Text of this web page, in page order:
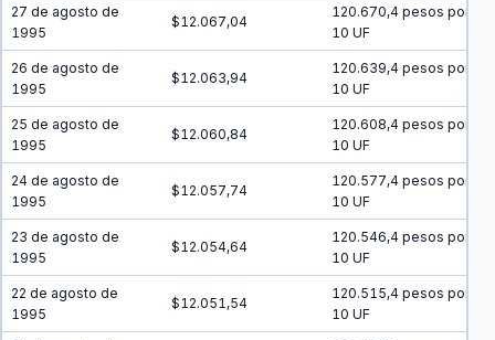
27 de agosto de
1995
$12.067,04
120.670,4 pesos por
10 UF
26 de agosto de
1995
$12.063,94
120.639,4 pesos por
10 UF
25 de agosto de
1995
$12.060,84
120.608,4 pesos por
10 UF
24 de agosto de
1995
$12.057,74
120.577,4 pesos por
10 UF
23 de agosto de
1995
$12.054,64
120.546,4 pesos por
10 UF
22 de agosto de
1995
$12.051,54
120.515,4 pesos por
10 UF